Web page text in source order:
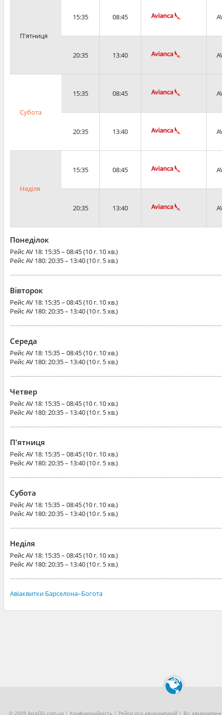
П'ятниця
15:35 08:45
20:35 13:40
Субота
15:35 08:45
20:35 13:40
Неділя
15:35 08:45
20:35 13:40
Понеділок
РейсAV 18: 15:35 – 08:45 (10 г. 10 хв.)
РейсAV 180: 20:35 – 13:40 (10 г. 5 хв.)
Вівторок
РейсAV 18: 15:35 – 08:45 (10 г. 10 хв.)
РейсAV 180: 20:35 – 13:40 (10 г. 5 хв.)
Середа
РейсAV 18: 15:35 – 08:45 (10 г. 10 хв.)
РейсAV 180: 20:35 – 13:40 (10 г. 5 хв.)
Четвер
РейсAV 18: 15:35 – 08:45 (10 г. 10 хв.)
РейсAV 180: 20:35 – 13:40 (10 г. 5 хв.)
П'ятниця
РейсAV 18: 15:35 – 08:45 (10 г. 10 хв.)
РейсAV 180: 20:35 – 13:40 (10 г. 5 хв.)
Субота
РейсAV 18: 15:35 – 08:45 (10 г. 10 хв.)
РейсAV 180: 20:35 – 13:40 (10 г. 5 хв.)
Неділя
РейсAV 18: 15:35 – 08:45 (10 г. 10 хв.)
РейсAV 180: 20:35 – 13:40 (10 г. 5 хв.)
Авіаквитки Барселона–Богота
© 2009 AviaGO.com.ua | Конфіденційність| Рейси усіх авіакомпаній| Всі